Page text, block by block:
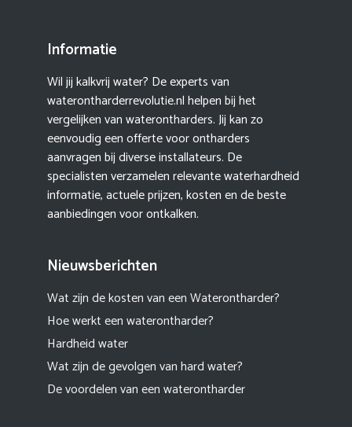
Informatie
Wil jij kalkvrij water? De experts van
waterontharderrevolutie.nl helpen bij het
vergelijken van waterontharders. Jij kan zo
eenvoudig een offerte voor ontharders
aanvragen bij diverse installateurs. De
specialisten verzamelen relevante waterhardheid
informatie, actuele prijzen, kosten en de beste
aanbiedingen voor ontkalken.
Nieuwsberichten
Wat zijn de kosten van een Waterontharder?
Hoe werkt een waterontharder?
Hardheid water
Wat zijn de gevolgen van hard water?
De voordelen van een waterontharder